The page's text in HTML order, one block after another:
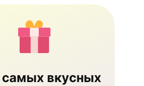
вкусных